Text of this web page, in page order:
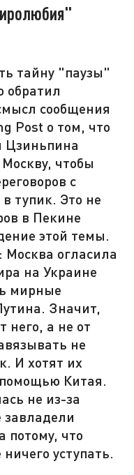
тайну "паузы"
обратил
сообщения
Post о том, что
Цзиньпина
чтобы
с
тупик. Это не
в Пекине
этой темы.
Москва огласила
на Украине
мирные
Значит,
него, а не от
не
И хотят их
Китая.
не из-за
потому, что
уступать.